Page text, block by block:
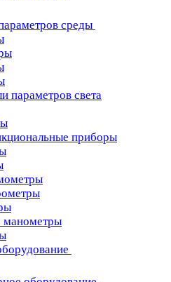
среды
параметров света
приборы